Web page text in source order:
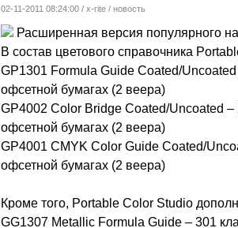
02-11-2011 08:24:00 / x-rite / новость
Расширенная версия популярного
В состав цветового справочника
GP1301 Formula Guide Coated/
офсетной бумагах (2 веера)
GP4002 Color Bridge Coated/Uncoated
офсетной бумагах (2 веера)
GP4001 CMYK Color Guide Coated/
офсетной бумагах (2 веера)
Кроме того, Portable Color Studio
GG1307 Metallic Formula Guide – 301